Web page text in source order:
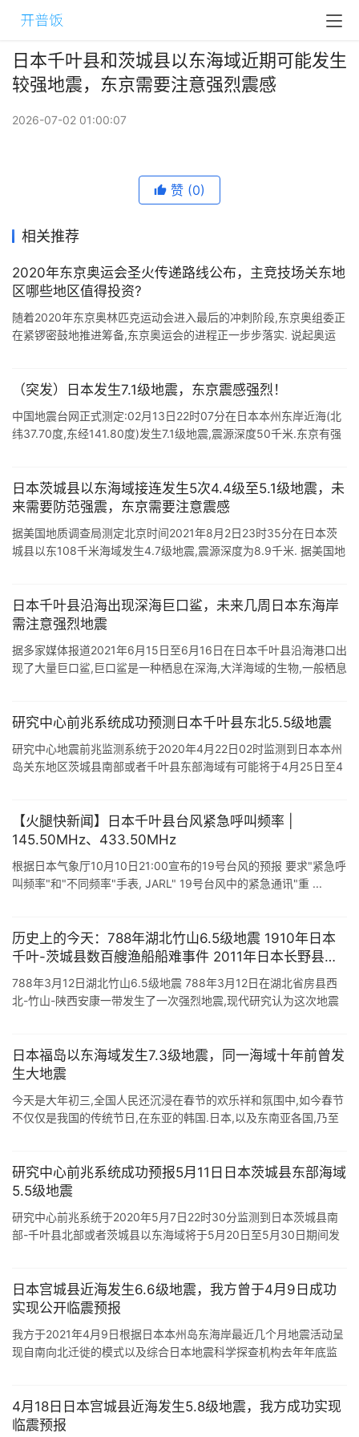
日本千叶县和茨城县以东海域近期可能发生
较强地震，东京需要注意强烈震感
2026-07-02 01:00:07
赞 (0)
相关推荐
2020年东京奥运会圣火传递路线公布，主竞技场关东地
区哪些地区值得投资?
随着2020年东京奥林匹克运动会进入最后的冲刺阶段,东京奥组委正
在紧锣密鼓地推进筹备,东京奥运会的进程正一步步落实. 说起奥运
（突发）日本发生7.1级地震，东京震感强烈！
中国地震台网正式测定:02月13日22时07分在日本本州东岸近海(北
纬37.70度,东经141.80度)发生7.1级地震,震源深度50千米.东京有强
日本茨城县以东海域接连发生5次4.4级至5.1级地震，未
来需要防范强震，东京需要注意震感
据美国地质调查局测定北京时间2021年8月2日23时35分在日本茨
城县以东108千米海域发生4.7级地震,震源深度为8.9千米. 据美国地
日本千叶县沿海出现深海巨口鲨，未来几周日本东海岸
需注意强烈地震
据多家媒体报道2021年6月15日至6月16日在日本千叶县沿海港口出
现了大量巨口鲨,巨口鲨是一种栖息在深海,大洋海域的生物,一般栖息
研究中心前兆系统成功预测日本千叶县东北5.5级地震
研究中心地震前兆监测系统于2020年4月22日02时监测到日本本州
岛关东地区茨城县南部或者千叶县东部海域有可能将于4月25日至4
【火腿快新闻】日本千叶县台风紧急呼叫频率 |
145.50MHz、433.50MHz
根据日本气象厅10月10日21:00宣布的19号台风的预报 要求"紧急呼
叫频率"和"不同频率"手表, JARL" 19号台风中的紧急通讯"重 ...
历史上的今天：788年湖北竹山6.5级地震 1910年日本
千叶-茨城县数百艘渔船船难事件 2011年日本长野县北
部6.7级地震
788年3月12日湖北竹山6.5级地震 788年3月12日在湖北省房县西
北-竹山-陕西安康一带发生了一次强烈地震,现代研究认为这次地震
日本福岛以东海域发生7.3级地震，同一海域十年前曾发
生大地震
今天是大年初三,全国人民还沉浸在春节的欢乐祥和氛围中,如今春节
不仅仅是我国的传统节日,在东亚的韩国.日本,以及东南亚各国,乃至
研究中心前兆系统成功预报5月11日日本茨城县东部海域
5.5级地震
研究中心前兆系统于2020年5月7日22时30分监测到日本茨城县南
部-千叶县北部或者茨城县以东海域将于5月20日至5月30日期间发
日本宫城县近海发生6.6级地震，我方曾于4月9日成功
实现公开临震预报
我方于2021年4月9日根据日本本州岛东海岸最近几个月地震活动呈
现自南向北迁徙的模式以及综合日本地震科学探查机构去年年底监
4月18日日本宫城县近海发生5.8级地震，我方成功实现
临震预报